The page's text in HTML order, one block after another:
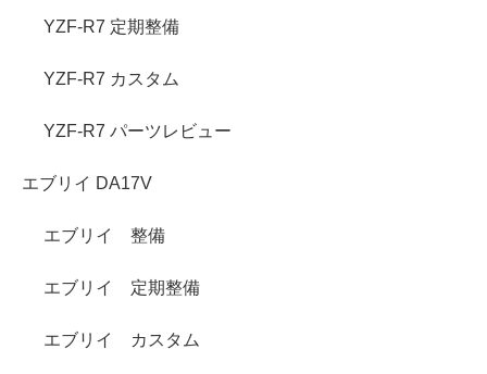
YZF-R7 定期整備
YZF-R7 カスタム
YZF-R7 パーツレビュー
エブリイ DA17V
エブリイ 整備
エブリイ 定期整備
エブリイ カスタム